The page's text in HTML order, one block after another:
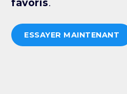
favoris.
ESSAYER MAINTENANT